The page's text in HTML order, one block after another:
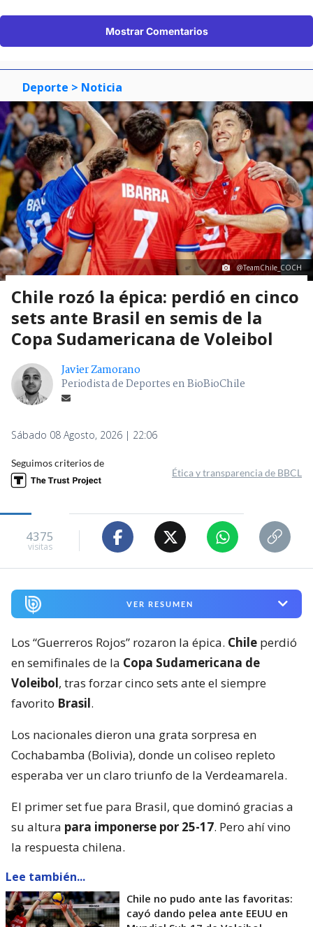
Mostrar Comentarios
Deporte > Noticia
@TeamChile_COCH
Chile rozó la épica: perdió en cinco
sets ante Brasil en semis de la
Copa Sudamericana de Voleibol
Javier Zamorano
Periodista de Deportes en BioBioChile
Sábado 08 Agosto, 2026 | 22:06
Seguimos criterios de
Ética y transparencia de BBCL
4375
visitas
VER RESUMEN
Los “Guerreros Rojos” rozaron la épica. Chile perdió
en semifinales de la Copa Sudamericana de
Voleibol, tras forzar cinco sets ante el siempre
favorito Brasil.
Los nacionales dieron una grata sorpresa en
Cochabamba (Bolivia), donde un coliseo repleto
esperaba ver un claro triunfo de la Verdeamarela.
El primer set fue para Brasil, que dominó gracias a
su altura para imponerse por 25-17. Pero ahí vino
la respuesta chilena.
Lee también...
Chile no pudo ante las favoritas:
cayó dando pelea ante EEUU en